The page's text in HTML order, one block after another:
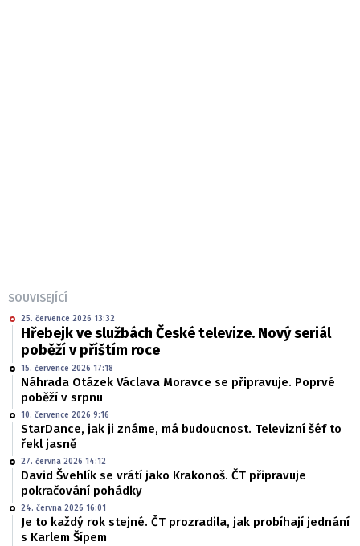
SOUVISEJÍCÍ
25. července 2026 13:32
Hřebejk ve službách České televize. Nový seriál
poběží v příštím roce
15. července 2026 17:18
Náhrada Otázek Václava Moravce se připravuje. Poprvé
poběží v srpnu
10. července 2026 9:16
StarDance, jak ji známe, má budoucnost. Televizní šéf to
řekl jasně
27. června 2026 14:12
David Švehlík se vrátí jako Krakonoš. ČT připravuje
pokračování pohádky
24. června 2026 16:01
Je to každý rok stejné. ČT prozradila, jak probíhají jednání
s Karlem Šípem